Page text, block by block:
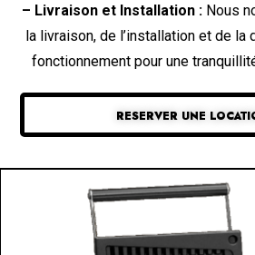
– Livraison et Installation :Nous
la livraison, de l’installation et de la
fonctionnement pour une
RESERVER UNE